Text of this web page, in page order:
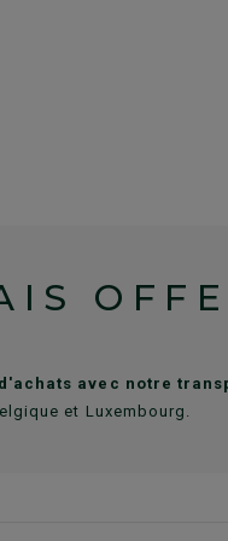
avec notre
et Luxembourg.